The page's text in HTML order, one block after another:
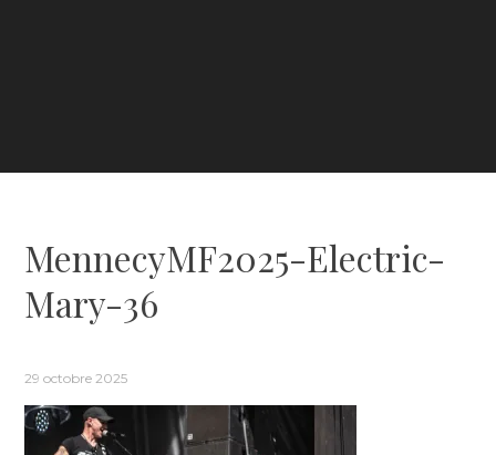
MennecyMF2025-Electric-
Mary-36
29 octobre 2025